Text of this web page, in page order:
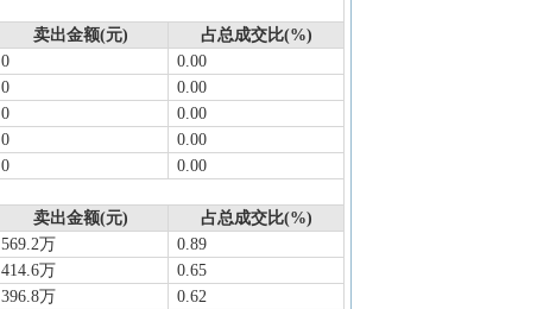
卖出金额(元)
占总成交比(%)
0
0.00
0
0.00
0
0.00
0
0.00
0
0.00
卖出金额(元)
占总成交比(%)
569.2万
0.89
414.6万
0.65
396.8万
0.62